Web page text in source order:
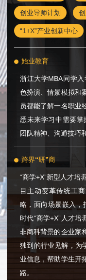
创业导师计划
“1+X”产业创新中心
始业教育
浙江大学MBA同学
色扮演、情景模拟和
员都能了解一名职业
悉未来学习中需要
团队精神、沟通技巧
跨界“研”商
“商学+X”新型人才培
目主动变革传统工
略，面向场景嵌入，
时代“商学+X”人才培
非商科背景的企业家
独到的行业见解，为
业信息，帮助学生开
路。